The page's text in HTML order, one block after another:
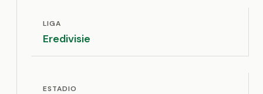
LIGA
Eredivisie
ESTADIO